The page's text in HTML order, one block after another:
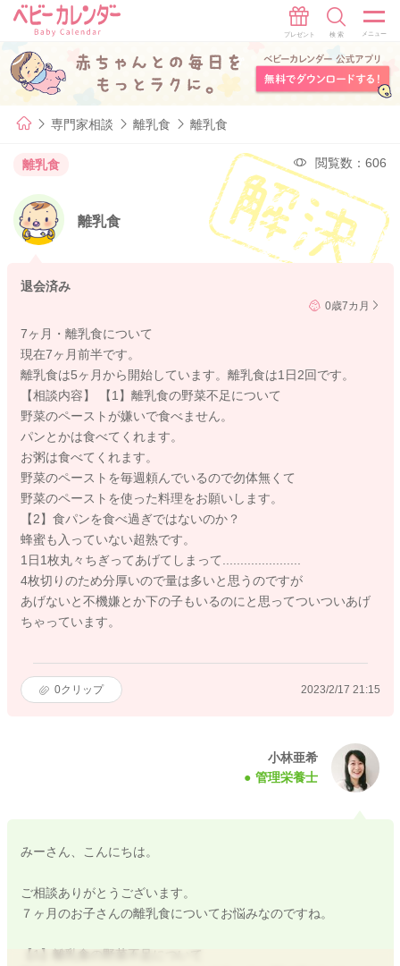
専門家相談 離乳食 離乳食
離乳食 閲覧数：606
離乳食
退会済み
0歳7カ月
7ヶ月・離乳食について
現在7ヶ月前半です。
離乳食は5ヶ月から開始しています。離乳食は1日2回です。
【相談内容】 【1】離乳食の野菜不足について
野菜のペーストが嫌いで食べません。
パンとかは食べてくれます。
お粥は食べてくれます。
野菜のペーストを毎週頼んでいるので勿体無くて
野菜のペーストを使った料理をお願いします。
【2】食パンを食べ過ぎではないのか？
蜂蜜も入っていない超熟です。
1日1枚丸々ちぎってあげてしまって......................
4枚切りのため分厚いので量は多いと思うのですが
あげないと不機嫌とか下の子もいるのにと思ってついついあげ
ちゃっています。
0クリップ 2023/2/17 21:15
小林亜希
管理栄養士
みーさん、こんにちは。
ご相談ありがとうございます。
７ヶ月のお子さんの離乳食についてお悩みなのですね。
【1】離乳食の野菜不足について